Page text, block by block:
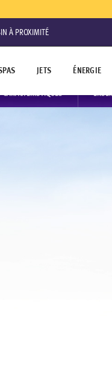
À PROXIMITÉ
JETS ÉNERGIE
CARACTÉRISTIQUES